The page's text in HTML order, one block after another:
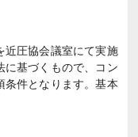
近圧協会議室にて実施
に基づくもので、コン
条件となります。基本